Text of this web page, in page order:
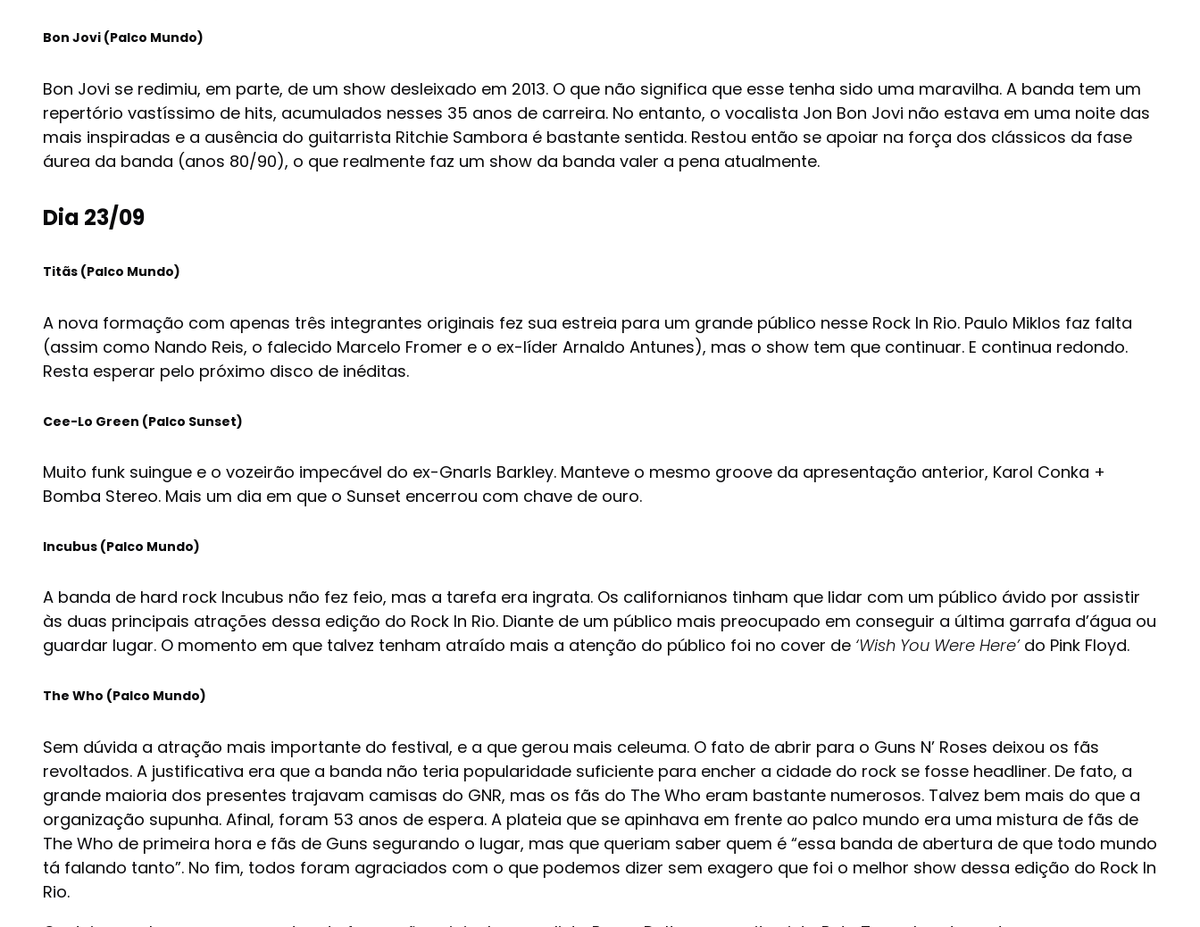
Bon Jovi (Palco Mundo)
Bon Jovi se redimiu, em parte, de um show desleixado em 2013. O que não significa que esse tenha sido uma maravilha. A banda tem um
repertório vastíssimo de hits, acumulados nesses 35 anos de carreira. No entanto, o vocalista Jon Bon Jovi não estava em uma noite das
mais inspiradas e a ausência do guitarrista Ritchie Sambora é bastante sentida. Restou então se apoiar na força dos clássicos da fase
áurea da banda (anos 80/90), o que realmente faz um show da banda valer a pena atualmente.
Dia 23/09
Titãs (Palco Mundo)
A nova formação com apenas três integrantes originais fez sua estreia para um grande público nesse Rock In Rio. Paulo Miklos faz falta
(assim como Nando Reis, o falecido Marcelo Fromer e o ex-líder Arnaldo Antunes), mas o show tem que continuar. E continua redondo.
Resta esperar pelo próximo disco de inéditas.
Cee-Lo Green (Palco Sunset)
Muito funk suingue e o vozeirão impecável do ex-Gnarls Barkley. Manteve o mesmo groove da apresentação anterior, Karol Conka +
Bomba Stereo. Mais um dia em que o Sunset encerrou com chave de ouro.
Incubus (Palco Mundo)
A banda de hard rock Incubus não fez feio, mas a tarefa era ingrata. Os californianos tinham que lidar com um público ávido por assistir
às duas principais atrações dessa edição do Rock In Rio. Diante de um público mais preocupado em conseguir a última garrafa d’água ou
guardar lugar. O momento em que talvez tenham atraído mais a atenção do público foi no cover de ‘Wish You Were Here’do Pink Floyd.
The Who (Palco Mundo)
Sem dúvida a atração mais importante do festival, e a que gerou mais celeuma. O fato de abrir para o Guns N’ Roses deixou os fãs
revoltados. A justificativa era que a banda não teria popularidade suficiente para encher a cidade do rock se fosse headliner. De fato, a
grande maioria dos presentes trajavam camisas do GNR, mas os fãs do The Who eram bastante numerosos. Talvez bem mais do que a
organização supunha. Afinal, foram 53 anos de espera. A plateia que se apinhava em frente ao palco mundo era uma mistura de fãs de
The Who de primeira hora e fãs de Guns segurando o lugar, mas que queriam saber quem é “essa banda de abertura de que todo mundo
tá falando tanto”. No fim, todos foram agraciados com o que podemos dizer sem exagero que foi o melhor show dessa edição do Rock In
Rio.